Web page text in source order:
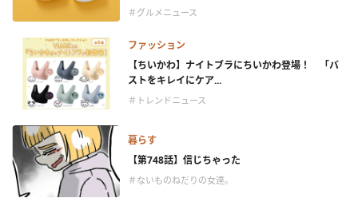
＃グルメニュース
ファッション
【ちいかわ】ナイトブラにちいかわ登場！ 「バ
ストをキレイにケア...
＃トレンドニュース
暮らす
【第748話】信じちゃった
＃ないものねだりの女達。